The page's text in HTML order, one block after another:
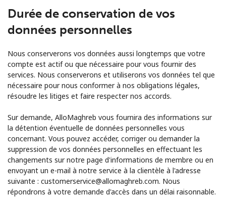
Durée de conservation de vos
données personnelles
Nous conserverons vos données aussi longtemps que votre
compte est actif ou que nécessaire pour vous fournir des
services. Nous conserverons et utiliserons vos données tel que
nécessaire pour nous conformer à nos obligations légales,
résoudre les litiges et faire respecter nos accords.
Sur demande, AlloMaghreb vous fournira des informations sur
la détention éventuelle de données personnelles vous
concernant. Vous pouvez accéder, corriger ou demander la
suppression de vos données personnelles en effectuant les
changements sur notre page d'informations de membre ou en
envoyant un e-mail à notre service à la clientèle à l'adresse
suivante : customerservice@allomaghreb.com. Nous
répondrons à votre demande d'accès dans un délai raisonnable.